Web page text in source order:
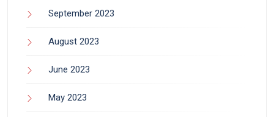
September 2023
August 2023
June 2023
May 2023